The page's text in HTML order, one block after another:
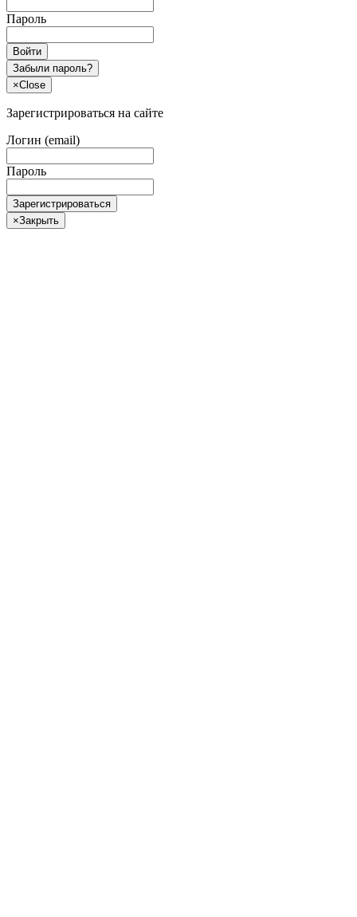
Пароль
Войти
Забыли пароль?
×Close
Зарегистрироваться на сайте
Логин (email)
Пароль
Зарегистрироваться
×Закрыть